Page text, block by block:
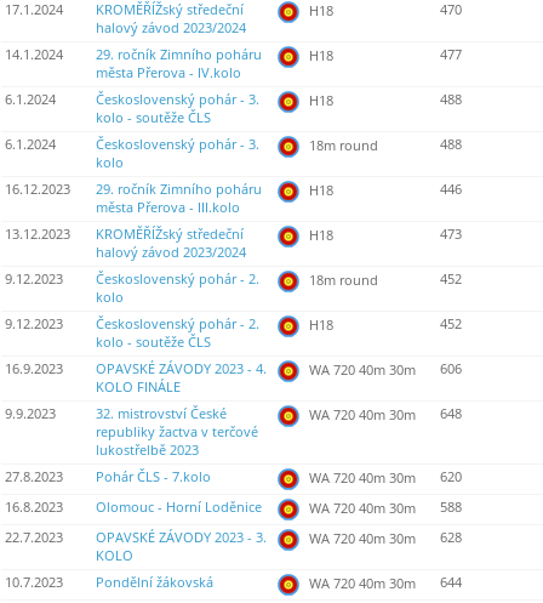
17.1.2024
KROMĚŘÍŽský středeční
halový závod 2023/2024
H18 470
14.1.2024
29. ročník Zimního poháru
města Přerova - IV.kolo
H18 477
6.1.2024
Československý pohár - 3.
kolo - soutěže ČLS
H18 488
6.1.2024
Československý pohár - 3.
kolo
18m round 488
16.12.2023
29. ročník Zimního poháru
města Přerova - III.kolo
H18 446
13.12.2023
KROMĚŘÍŽský středeční
halový závod 2023/2024
H18 473
9.12.2023
Československý pohár - 2.
kolo
18m round 452
9.12.2023
Československý pohár - 2.
kolo - soutěže ČLS
H18 452
16.9.2023
OPAVSKÉ ZÁVODY 2023 - 4.
KOLO FINÁLE
WA 720 40m 30m 606
9.9.2023
32. mistrovství České
republiky žactva v terčové
lukostřelbě 2023
WA 720 40m 30m 648
27.8.2023 Pohár ČLS - 7.kolo WA 720 40m 30m
620
16.8.2023
Olomouc - Horní Loděnice WA 720 40m 30m
588
22.7.2023
OPAVSKÉ ZÁVODY 2023 - 3.
KOLO
WA 720 40m 30m 628
10.7.2023 Pondělní žákovská WA 720 40m 30m
644